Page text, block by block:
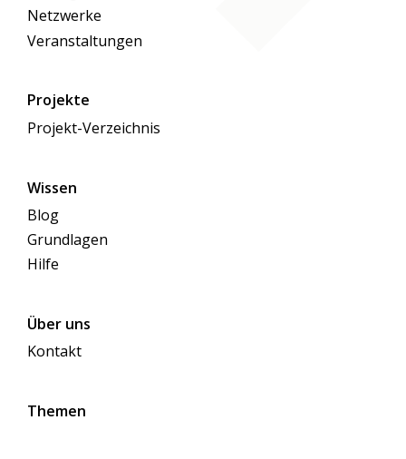
Netzwerke
Veranstaltungen
Projekte
Projekt-Verzeichnis
Wissen
Blog
Grundlagen
Hilfe
Über uns
Kontakt
Themen